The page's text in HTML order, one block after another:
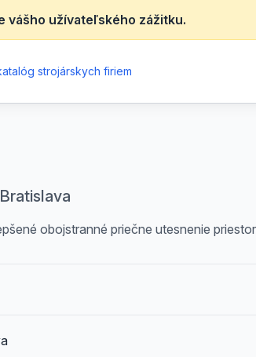
vášho užívateľského zážitku.
strojárskych firiem
obojstranné priečne utesnenie